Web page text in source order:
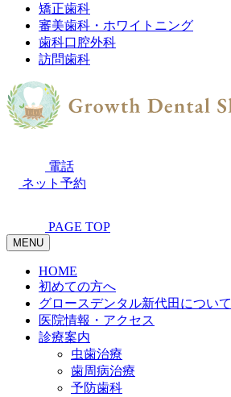
矯正歯科
審美歯科・ホワイトニング
歯科口腔外科
訪問歯科
電話
ネット予約
PAGE TOP
MENU
HOME
初めての方へ
グロースデンタル新代田について
医院情報・アクセス
診療案内
虫歯治療
歯周病治療
予防歯科